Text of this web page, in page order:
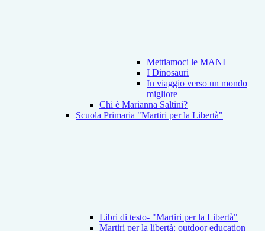
Mettiamoci le MANI
I Dinosauri
In viaggio verso un mondo
migliore
Chi è Marianna Saltini?
Scuola Primaria "Martiri per la Libertà"
Libri di testo- "Martiri per la Libertà"
Martiri per la libertà: outdoor education